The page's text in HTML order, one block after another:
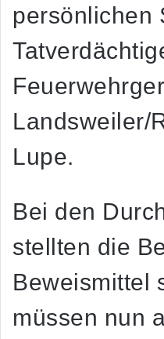
persönlichen
Landsweiler/
Lupe.
Bei den
stellten die
Beweismittel
müssen nun